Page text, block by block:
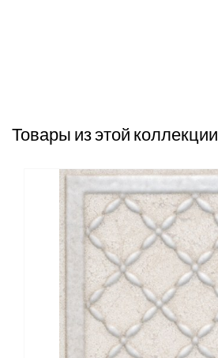
Товары из этой коллекции